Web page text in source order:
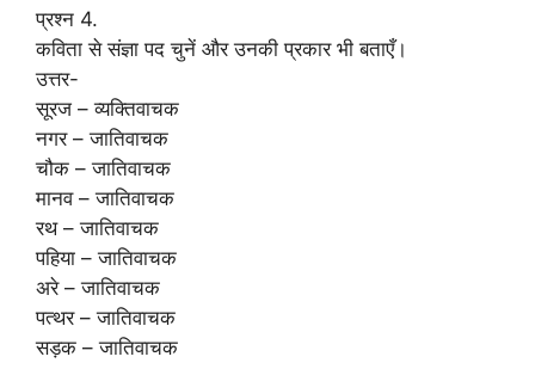
प्रश्न 4.
कविता से संज्ञा पद चुनें और उनकी प्रकार भी बताएँ।
उत्तर-
सूरज – व्यक्तिवाचक
नगर – जातिवाचक
चौक – जातिवाचक
मानव – जातिवाचक
रथ – जातिवाचक
पहिया – जातिवाचक
अरे – जातिवाचक
पत्थर – जातिवाचक
सड़क – जातिवाचक